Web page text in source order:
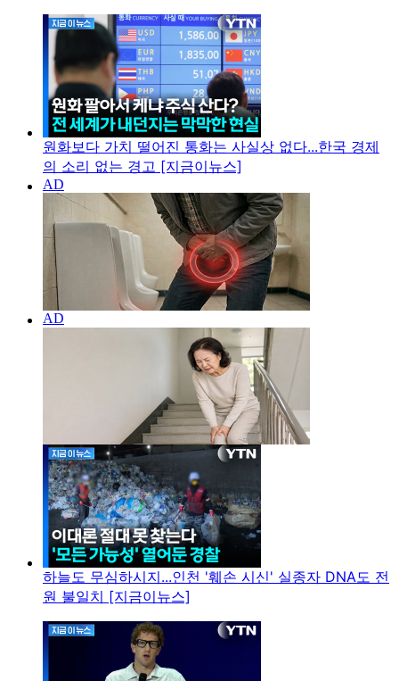
원화보다 가치 떨어진 통화는 사실상 없다...한국 경제
의 소리 없는 경고 [지금이뉴스]
하늘도 무심하시지...인천 '훼손 시신' 실종자 DNA도 전
원 불일치 [지금이뉴스]